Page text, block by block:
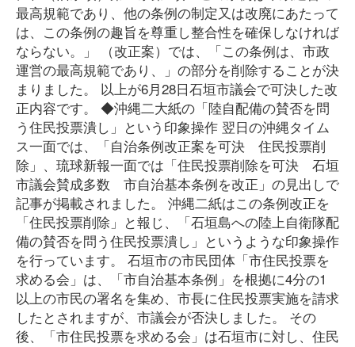
最高規範であり、他の条例の制定又は改廃にあたって
は、この条例の趣旨を尊重し整合性を確保しなければ
ならない。」 （改正案）では、「この条例は、市政
運営の最高規範であり、」の部分を削除することが決
まりました。 以上が6月28日石垣市議会で可決した改
正内容です。 ◆沖縄二大紙の「陸自配備の賛否を問
う住民投票潰し」という印象操作 翌日の沖縄タイム
ス一面では、「自治条例改正案を可決 住民投票削
除」、琉球新報一面では「住民投票削除を可決 石垣
市議会賛成多数 市自治基本条例を改正」の見出しで
記事が掲載されました。 沖縄二紙はこの条例改正を
「住民投票削除」と報じ、「石垣島への陸上自衛隊配
備の賛否を問う住民投票潰し」というような印象操作
を行っています。 石垣市の市民団体「市住民投票を
求める会」は、「市自治基本条例」を根拠に4分の1
以上の市民の署名を集め、市長に住民投票実施を請求
したとされますが、市議会が否決しました。 その
後、「市住民投票を求める会」は石垣市に対し、住民